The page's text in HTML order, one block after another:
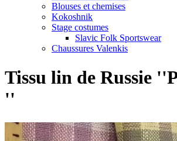
Blouses et chemises
Kokoshnik
Stage costumes
Slavic Folk Sportswear
Chaussures Valenkis
Tissu lin de Russie
''